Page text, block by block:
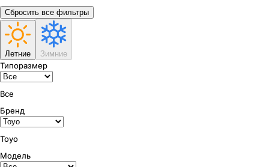
Сбросить все фильтры
Летние Зимние
Типоразмер
Все
Бренд
Toyo
Модель